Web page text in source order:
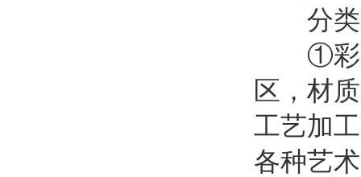
分类
①彩石
区，材
工艺加
各种艺